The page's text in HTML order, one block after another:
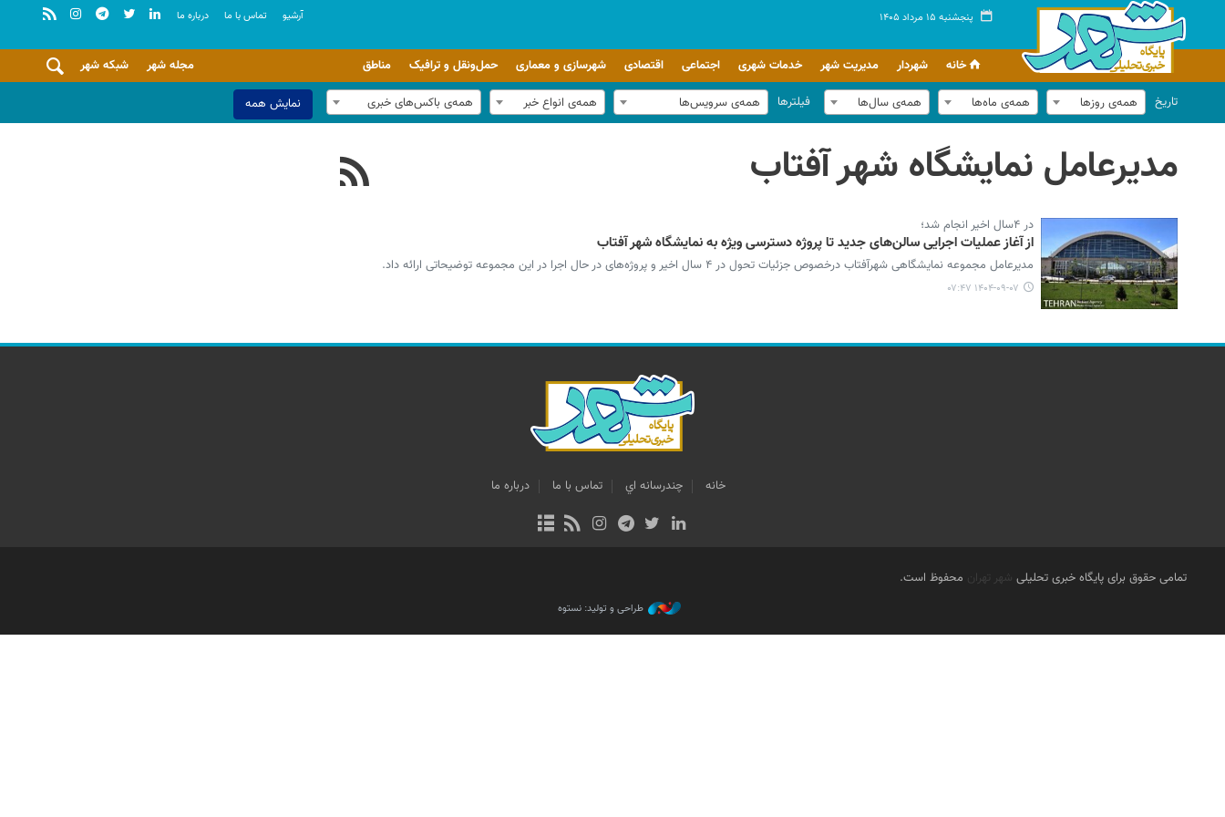
پنجشنبه ۱۵ مرداد ۱۴۰۵ آرشيو تماس با ما درباره ما
خانه شهردار مدیریت شهر خدمات شهری اجتماعی اقتصادی شهرسازی و معماری حمل‌ونقل و ترافیک مناطق شبکه شهر
مجله شهر
تاریخ
همه‌ی روزها همه‌ی ماه‌ها همه‌ی سال‌ها فیلترها همه‌ی سرویس‌ها همه‌ی انواع خبر همه‌ی باکس‌های خبری نمایش همه
مدیرعامل نمایشگاه شهر آفتاب
در ۴سال اخیر انجام شد؛
از آغاز عملیات اجرایی سالن‌های جدید تا پروژه دسترسی ویژه به نمایشگاه شهر آفتاب
مدیرعامل مجموعه نمایشگاهی شهرآفتاب درخصوص جزئیات تحول در ۴ سال اخیر و پروژه‌های در حال اجرا در این مجموعه توضیحاتی ارائه داد.
۱۴۰۴-۰۹-۰۷ ۰۷:۴۷
خانه چندرسانه اي تماس با ما درباره ما
تمامی حقوق برای پایگاه خبری تحلیلی شهر تهران محفوظ است.
طراحی و تولید: نستوه